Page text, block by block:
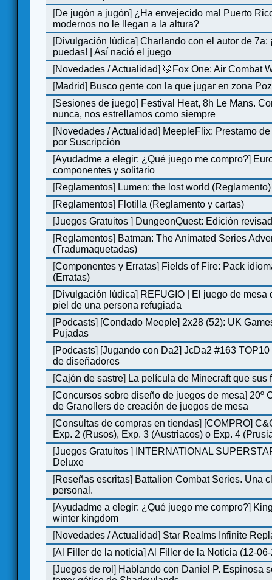
[De jugón a jugón] ¿Ha envejecido mal Puerto
modernos no le llegan a la altura?
[Divulgación lúdica]Charlando con el autor de 7a:
puedas! | Así nació el juego
[Novedades / Actualidad] 🦊Fox One: Air Combat
[Madrid] Busco gente con la que jugar en zona
[Sesiones de juego] Festival Heat, 8h Le Mans.
nunca, nos estrellamos como siempre
[Novedades / Actualidad] MeepleFlix: Prestamo
por Suscripción
[Ayudadme a elegir: ¿Qué juego me compro?]
componentes y solitario
[Reglamentos] Lumen: the lost world (Reglamento)
[Reglamentos] Flotilla (Reglamento y cartas)
[Juegos Gratuitos] DungeonQuest: Edición
[Reglamentos] Batman: The Animated Series
(Tradumaquetadas)
[Componentes y Erratas] Fields of Fire: Pack
(Erratas)
[Divulgación lúdica] REFUGIO | El juego de mesa
piel de una persona refugiada
[Podcasts] [Condado Meeple] 2x28 (52): UK
Pujadas
[Podcasts] [Jugando con Da2] JcDa2 #163
de diseñadores
[Cajón de sastre] La película de Minecraft que sus
[Concursos sobre diseño de juegos de mesa] 20º
de Granollers de creación de juegos de mesa
[Consultas de compras en tiendas] [COMPRO]
Exp. 2 (Rusos), Exp. 3 (Austriacos) o Exp. 4
[Juegos Gratuitos]
INTERNATIONAL
Deluxe
[Reseñas escritas] Battalion Combat Series. Una
personal.
[Ayudadme a elegir: ¿Qué juego me compro?]
winter kingdom
[Novedades / Actualidad] Star Realms Infinite
[Al Filler de la noticia]Al Filler de la Noticia (12-
[Juegos de rol] Hablando con Daniel P. Espinosa